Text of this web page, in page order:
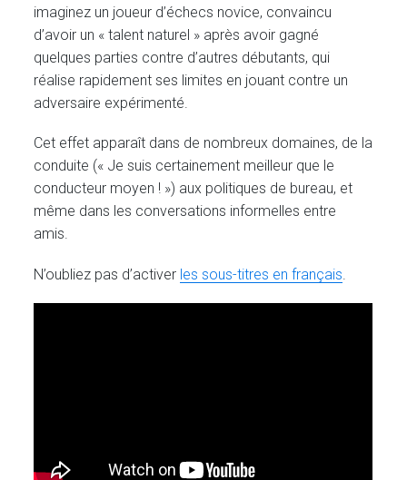
imaginez un joueur d’échecs novice, convaincu
d’avoir un « talent naturel » après avoir gagné
quelques parties contre d’autres débutants, qui
réalise rapidement ses limites en jouant contre un
adversaire expérimenté.
Cet effet apparaît dans de nombreux domaines, de la
conduite (« Je suis certainement meilleur que le
conducteur moyen ! ») aux politiques de bureau, et
même dans les conversations informelles entre
amis.
N’oubliez pas d’activer les sous-titres en français